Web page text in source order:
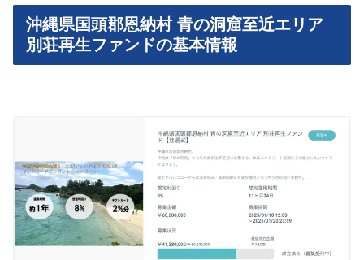
沖縄県国頭郡恩納村 青の洞窟至近エリア
別荘再生ファンドの基本情報